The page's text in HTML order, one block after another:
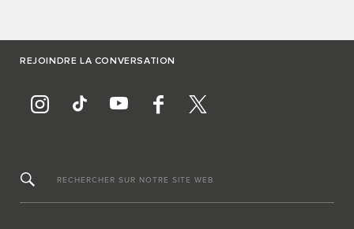
REJOINDRE LA CONVERSATION
RECHERCHER SUR NOTRE SITE WEB